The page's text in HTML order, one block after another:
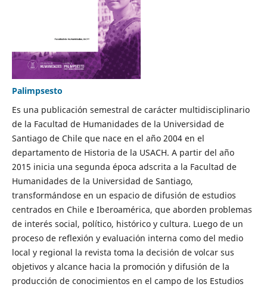
Palimpsesto
Es una publicación semestral de carácter multidisciplinario
de la Facultad de Humanidades de la Universidad de
Santiago de Chile que nace en el año 2004 en el
departamento de Historia de la USACH. A partir del año
2015 inicia una segunda época adscrita a la Facultad de
Humanidades de la Universidad de Santiago,
transformándose en un espacio de difusión de estudios
centrados en Chile e Iberoamérica, que aborden problemas
de interés social, político, histórico y cultura. Luego de un
proceso de reflexión y evaluación interna como del medio
local y regional la revista toma la decisión de volcar sus
objetivos y alcance hacia la promoción y difusión de la
producción de conocimientos en el campo de los Estudios